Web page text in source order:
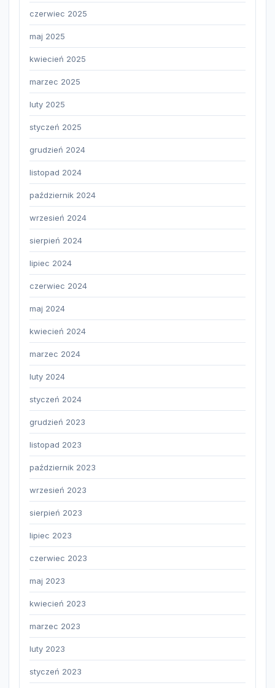
czerwiec 2025
maj 2025
kwiecień 2025
marzec 2025
luty 2025
styczeń 2025
grudzień 2024
listopad 2024
październik 2024
wrzesień 2024
sierpień 2024
lipiec 2024
czerwiec 2024
maj 2024
kwiecień 2024
marzec 2024
luty 2024
styczeń 2024
grudzień 2023
listopad 2023
październik 2023
wrzesień 2023
sierpień 2023
lipiec 2023
czerwiec 2023
maj 2023
kwiecień 2023
marzec 2023
luty 2023
styczeń 2023